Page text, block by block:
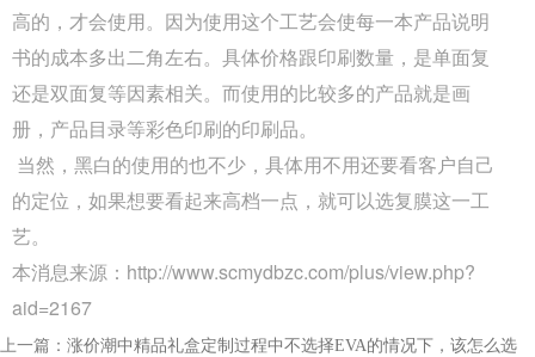
高的，才会使用。因为使用这个工艺会使每一本产品说明
书的成本多出二角左右。具体价格跟印刷数量，是单面复
还是双面复等因素相关。而使用的比较多的产品就是画
册，产品目录等彩色印刷的印刷品。
当然，黑白的使用的也不少，具体用不用还要看客户自己
的定位，如果想要看起来高档一点，就可以选复膜这一工
艺。
本消息来源：http://www.scmydbzc.com/plus/view.php?
aid=2167
上一篇： 涨价潮中精品礼盒定制过程中不选择EVA的情况下，该怎么选
A
成都包装盒定制厂家：包装盒印刷工艺怎么选？烫
金、UV、击凸效果对比，不少商家在选择包装印刷
工艺时，面对烫金、UV、...
Q 成都包装厂：印刷中单色黑和四色黑和区
A
成都包装厂：印刷中单色黑和四色黑和区别和运用，
彩构成方式，它们在...
Q 礼盒制作中常见的黑卡纸印刷能印刷吗？